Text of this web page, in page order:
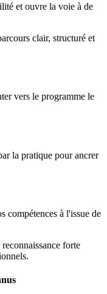
et ouvre la voie à de
clair, structuré et
vers le programme le
la pratique pour ancrer
compétences à l'issue de
forte